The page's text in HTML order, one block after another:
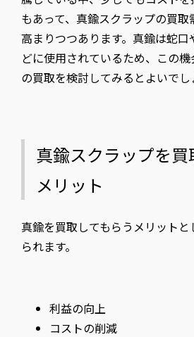
もあって、真鍮スクラップの買
高まりつつあります。真鍮は蛇口
どに使用されているため、この
の買取を検討してみるとよいでし
真鍮スクラップを買
メリット
真鍮を買取してもらうメリット
られます。
利益の向上
コストの削減